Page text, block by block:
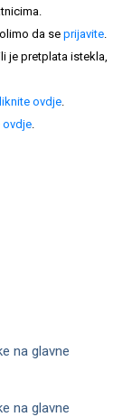
da se prijavite.
je pretplata istekla,
ovdje.
ovdje.
na glavne
na glavne